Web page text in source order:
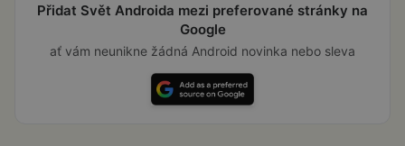
Přidat Svět Androida mezi preferované stránky na
Google
ať vám neunikne žádná Android novinka nebo sleva